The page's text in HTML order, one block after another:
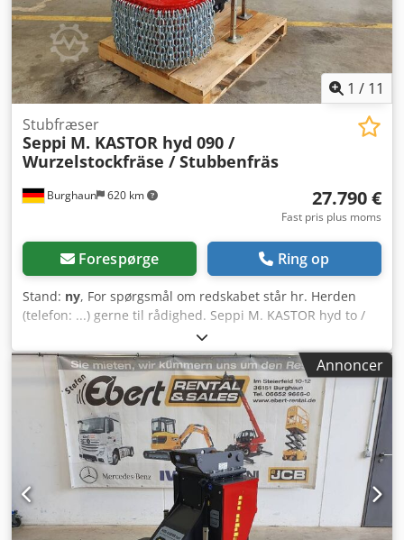
1 / 11
Burghaun 620 km
Stubfræser
Seppi M. KASTOR hyd 090 /
Wurzelstockfräse / Stubbenfräs
27.790 €
Fast pris plus moms
Forespørge Ring op
Stand: ny, For spørgsmål om redskabet står hr. Herden
(telefon: ...) gerne til rådighed. Seppi M. KASTOR hyd to /
rodfræser / stubfræser / NY / på lager & straks tilgængelig
Pris: 27.790,00 € netto / 33.070,10 € brutto - Skivens
bredde: 0,11 m - Skivens diameter: 0,90 m - Totalbredde:
0,88 m - Dybde: 1,80 m - Højde: 1,30 m - Vægt: 868 kg -
Rodfræser til montering på gravemaskine - Til fjernelse af
stubbe og træstød - Fræser træstød og stubbe ned til 50
cm dybde - Til gravemaskiner fra ... t - Til montering på
forskellige adapterplader - Drift via hydraulikmotor
afhængig af bæreudstyrets olieflow - Indirekte dobbelt
kileremsdrift med 2x5 kileremme - Hydraulisk justerbart
dæksel - Beskyttelse med dobbelte kæder - Rotor med 50
Annoncer